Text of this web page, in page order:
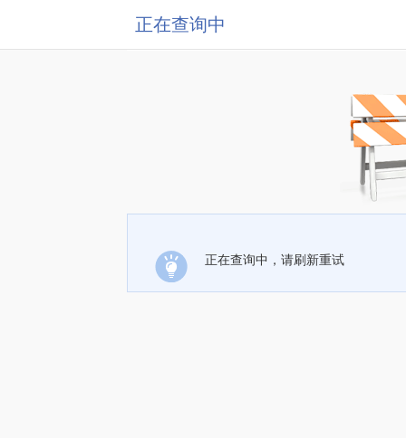
正在查询中
正在查询中，请刷新重试